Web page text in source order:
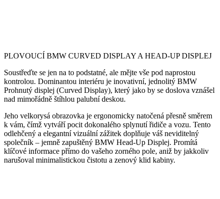
PLOVOUCÍ BMW CURVED DISPLAY A HEAD-UP DISPLEJ
Soustřeďte se jen na to podstatné, ale mějte vše pod naprostou
kontrolou. Dominantou interiéru je inovativní, jednolitý BMW
Prohnutý displej (Curved Display), který jako by se doslova vznášel
nad mimořádně štíhlou palubní deskou.
Jeho velkorysá obrazovka je ergonomicky natočená přesně směrem
k vám, čímž vytváří pocit dokonalého splynutí řidiče a vozu. Tento
odlehčený a elegantní vizuální zážitek doplňuje váš neviditelný
společník – jemně zapuštěný BMW Head-Up Displej. Promítá
klíčové informace přímo do vašeho zorného pole, aniž by jakkoliv
narušoval minimalistickou čistotu a zenový klid kabiny.